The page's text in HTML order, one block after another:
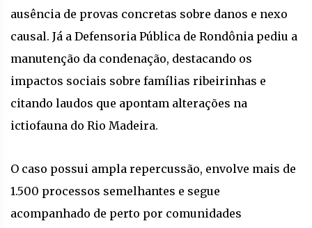
ausência de provas concretas sobre danos e nexo
causal. Já a Defensoria Pública de Rondônia pediu a
manutenção da condenação, destacando os
impactos sociais sobre famílias ribeirinhas e
citando laudos que apontam alterações na
ictiofauna do Rio Madeira.
O caso possui ampla repercussão, envolve mais de
1.500 processos semelhantes e segue
acompanhado de perto por comunidades